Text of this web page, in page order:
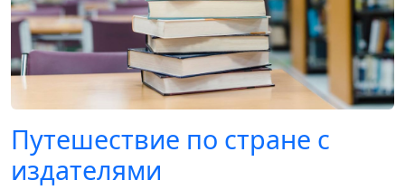
Путешествие по стране с
издателями